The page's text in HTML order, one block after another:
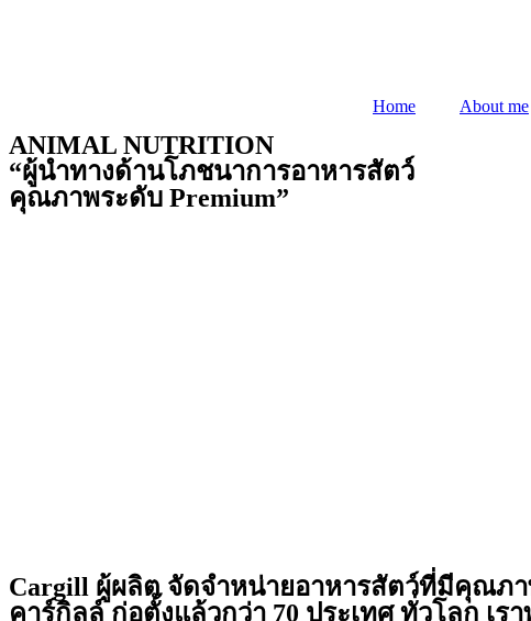
Home About me
ANIMAL NUTRITION
“ผู้นำทางด้านโภชนาการอาหารสัตว์
คุณภาพระดับ Premium”
Cargill ผู้ผลิต จัดจำหน่ายอาหารสัตว์ที่มีคุณภ
คาร์กิลล์ ก่อตั้งแล้วกว่า 70 ประเทศ ทั่วโลก เร